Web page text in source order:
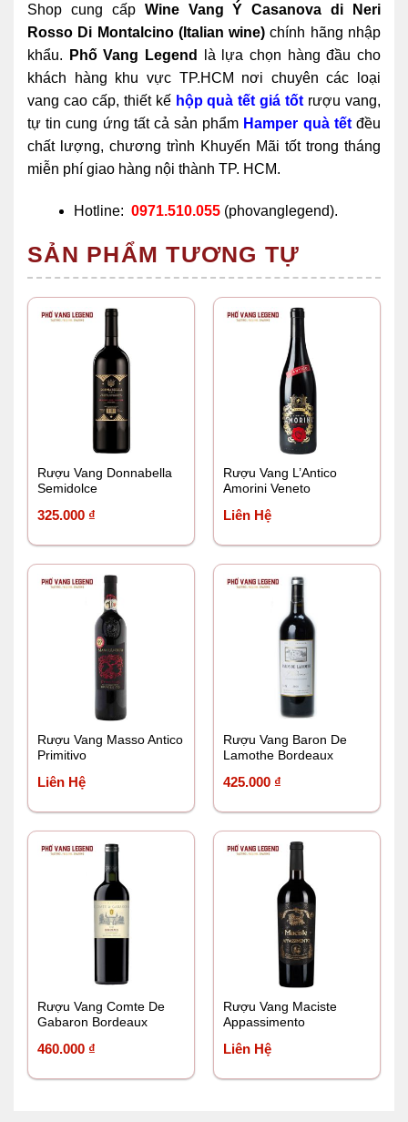
Shop cung cấp Wine Vang Ý Casanova di Neri
Rosso Di Montalcino (Italian wine)chính hãng nhập
khẩu.
Phố Vang Legend
là lựa chọn hàng đầu cho
khách hàng khu vực TP.HCM nơi chuyên các loại
vang cao cấp, thiết kế hộp quà tết giá tốt rượu vang,
tự tin cung ứng tất cả sản phẩm Hamper quà tếtđều
chất lượng, chương trình Khuyến Mãi tốt trong tháng
miễn phí giao hàng nội thành TP. HCM.
Hotline: 0971.510.055 (phovanglegend).
SẢN PHẨM TƯƠNG TỰ
Rượu Vang Donnabella
Semidolce
325.000 ₫
Rượu Vang L’Antico
Amorini Veneto
Liên Hệ
Rượu Vang Masso Antico
Primitivo
Liên Hệ
Rượu Vang Baron De
Lamothe Bordeaux
425.000 ₫
Rượu Vang Comte De
Gabaron Bordeaux
460.000 ₫
Rượu Vang Maciste
Appassimento
Liên Hệ